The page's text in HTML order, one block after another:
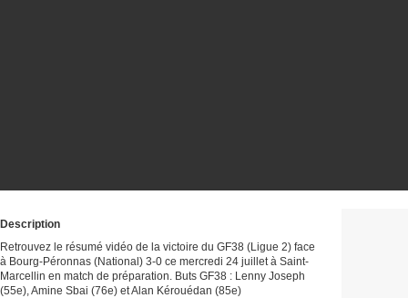
Description
Retrouvez le résumé vidéo de la victoire du GF38 (Ligue 2) face
à Bourg-Péronnas (National) 3-0 ce mercredi 24 juillet à Saint-
Marcellin en match de préparation. Buts GF38 : Lenny Joseph
(55e), Amine Sbai (76e) et Alan Kérouédan (85e)